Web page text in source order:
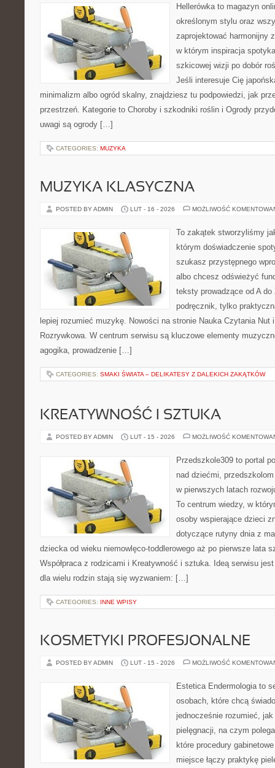
Hellerówka to magazyn
określonym stylu oraz
zaprojektować harmonijny
w którym inspiracja
szkicowej wizji po dobór
Jeśli interesuje Cię
minimalizm albo ogród skalny, znajdziesz tu podpowiedzi, jak
przestrzeń. Kategorie to Choroby i szkodniki roślin i Ogrody
uwagi są ogrody […]
CATEGORIES: MUZYKA
MUZYKA KLASYCZNA
POSTED BY ADMIN LUT - 16 - 2026 MOŻLIWOŚĆ
To zakątek stworzyliśmy
którym doświadczenie
szukasz przystępnego
albo chcesz odświeżyć
teksty prowadzące od A
podręcznik, tylko
lepiej rozumieć muzykę. Nowości na stronie Nauka Czytania Nut
Rozrywkowa. W centrum serwisu są kluczowe elementy
agogika, prowadzenie […]
CATEGORIES: SMAKI ŚWIATA – DELIKATESY Z DALEKICH ZAKĄTKÓW
KREATYWNOŚĆ I SZTUKA
POSTED BY ADMIN LUT - 15 - 2026 MOŻLIWOŚĆ
Przedszkole309 to portal
nad dziećmi,
w pierwszych latach
To centrum wiedzy, w
osoby wspierające dzieci
dotyczące rutyny dnia z
dziecka od wieku niemowlęco-toddlerowego aż po pierwsze lata
Współpraca z rodzicami i Kreatywność i sztuka. Ideą serwisu
dla wielu rodzin stają się wyzwaniem: […]
CATEGORIES: INNE WPISY
KOSMETYKI PROFESJONALNE
POSTED BY ADMIN LUT - 15 - 2026 MOŻLIWOŚĆ
Estetica Endermologia to
osobach, które chcą
jednocześnie rozumieć, jak
pielęgnacji, na czym
które procedury
miejsce łączy praktykę